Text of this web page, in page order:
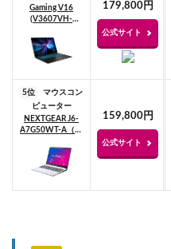
Gaming V16
(V3607VH-
179,800円
公式サイト
5位
マウスコン
ピューター
NEXTGEAR J6-
A7G50WT-A（ホ
159,800円
公式サイト